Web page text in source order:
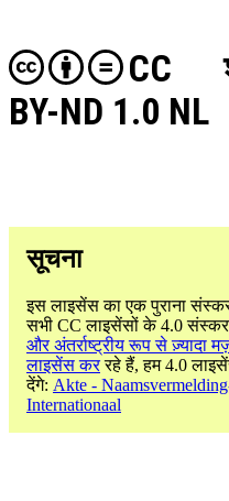
CC
BY-ND 1.0 NL
सूचना
इस लाइसेंस का एक पुराना
सभी CC लाइसेंसों के 4.0
और अंतर्राष्ट्रीय रूप से ज़्यादा
लाइसेंस कररहे हैं, हम 4.0
देंगे: Akte -
Internationaal